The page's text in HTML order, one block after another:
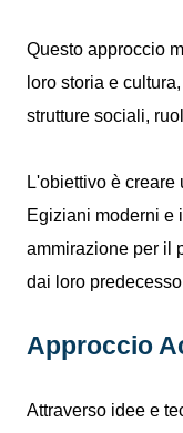
Questo approccio
loro storia e
strutture sociali,
L'obiettivo è creare
Egiziani moderni e
ammirazione per il
dai loro
Approccio
Attraverso idee e